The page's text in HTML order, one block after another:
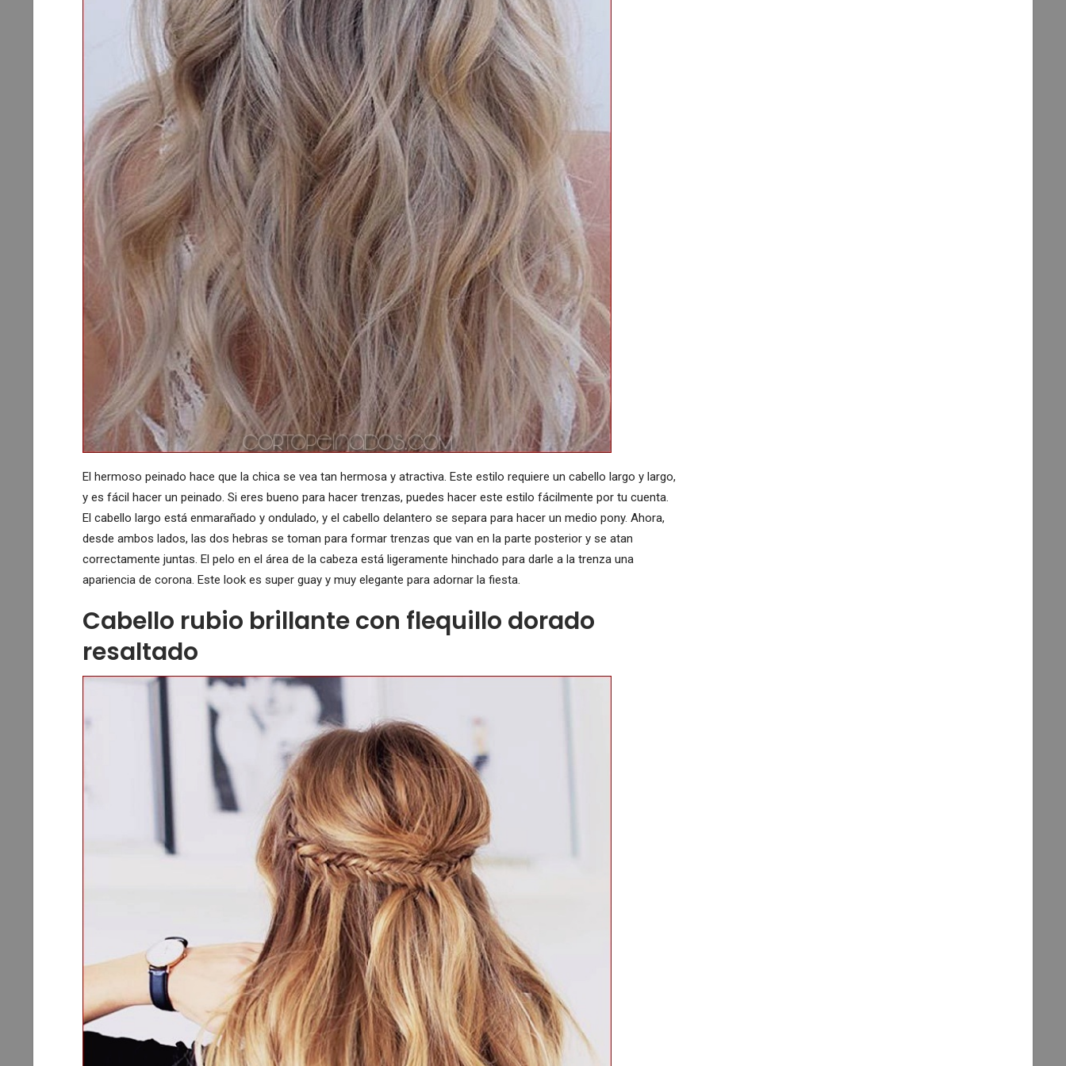
El hermoso peinado hace que la chica se vea tan hermosa y atractiva. Este estilo requiere un cabello largo y largo,
y es fácil hacer un peinado. Si eres bueno para hacer trenzas, puedes hacer este estilo fácilmente por tu cuenta.
El cabello largo está enmarañado y ondulado, y el cabello delantero se separa para hacer un medio pony. Ahora,
desde ambos lados, las dos hebras se toman para formar trenzas que van en la parte posterior y se atan
correctamente juntas. El pelo en el área de la cabeza está ligeramente hinchado para darle a la trenza una
apariencia de corona. Este look es super guay y muy elegante para adornar la fiesta.
Cabello rubio brillante con flequillo dorado
resaltado